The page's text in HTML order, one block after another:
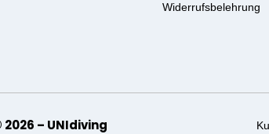
Widerrufsbelehrung
– UNIdiving